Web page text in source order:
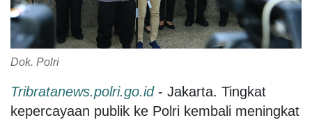
Dok. Polri
Tribratanews.polri.go.id- Jakarta. Tingkat
kepercayaan publik ke Polri kembali meningkat